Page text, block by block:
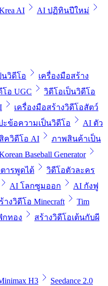
AI
AI ปฏิทินปีใหม่
นวิดีโอ
เครื่องมือสร้าง
อ UGC
วิดีโอเป็นวิดีโอ
เครื่องมือสร้างวิดีโอสัตว์
ะข้อความเป็นวิดีโอ
AI ตัว
ควิดีโอ AI
ภาพสินค้าเป็น
Baseball Generator
ารพูดได้
วิดีโอตัวละคร
AI โลกซูมออก
AI กังฟู
างวิดีโอ Minecraft
Tim
กทอง สร้างวิดีโอเต้นกับผี
H3
Seedance 2.0